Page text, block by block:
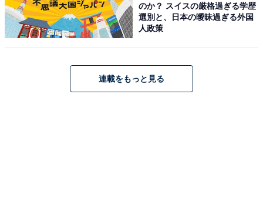
のか？ スイスの厳格過ぎる学歴
選別と、日本の曖昧過ぎる外国
人政策
連載をもっと見る